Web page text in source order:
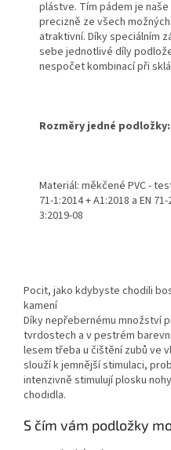
plástve. Tím pádem je
precizně ze všech
atraktivní. Díky speciálním
sebe jednotlivé díly
nespočet kombinací při
Rozměry jedné podložky:
Materiál: měkčené PVC -
71-1:2014 + A1:2018 a EN
3:2019-08
Pocit, jako kdybyste chodili
kamení
Díky nepřebernému množství
tvrdostech a v pestrém
lesem třeba u čištění zubů ve
slouží k jemnější stimulaci,
intenzivně stimulují plosku
chodidla.
S čím vám podložky